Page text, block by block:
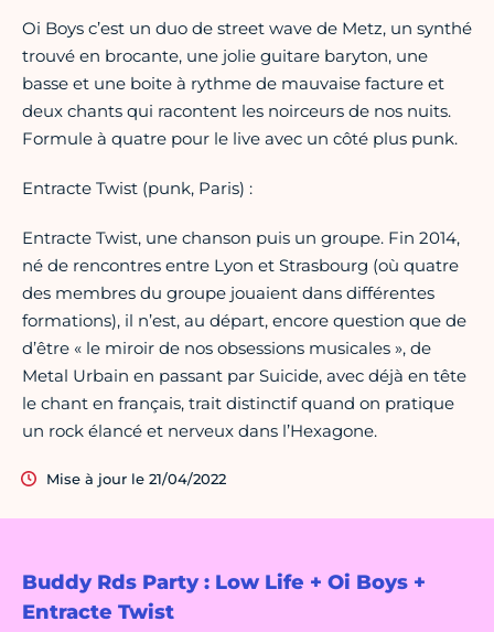
Buddy Rds Party : Low Life + Oi Boys +
Entracte Twist
Oi Boys c’est un duo de street wave de Metz, un synthé
trouvé en brocante, une jolie guitare baryton, une
basse et une boite à rythme de mauvaise facture et
deux chants qui racontent les noirceurs de nos nuits.
Formule à quatre pour le live avec un côté plus punk.
Entracte Twist (punk, Paris) :
Entracte Twist, une chanson puis un groupe. Fin 2014,
né de rencontres entre Lyon et Strasbourg (où quatre
des membres du groupe jouaient dans différentes
formations), il n’est, au départ, encore question que de
d’être « le miroir de nos obsessions musicales », de
Metal Urbain en passant par Suicide, avec déjà en tête
le chant en français, trait distinctif quand on pratique
un rock élancé et nerveux dans l’Hexagone.
Mise à jour le 21/04/2022